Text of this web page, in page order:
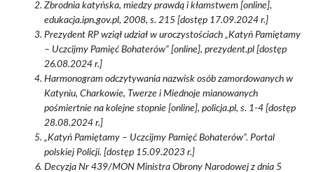
Zbrodnia katyńska, miedzy prawdą i kłamstwem [online],
edukacja.ipn.gov.pl, 2008, s. 215 [dostęp 17.09.2024 r.]
Prezydent RP wziął udział w uroczystościach „Katyń Pamiętamy
– Uczcijmy Pamięć Bohaterów” [online], prezydent.pl [dostęp
26.08.2024 r.]
Harmonogram odczytywania nazwisk osób zamordowanych w
Katyniu, Charkowie, Twerze i Miednoje mianowanych
pośmiertnie na kolejne stopnie [online], policja.pl, s. 1-4 [dostęp
28.08.2024 r.]
„Katyń Pamiętamy – Uczcijmy Pamięć Bohaterów”. Portal
polskiej Policji. [dostęp 15.09.2023 r.]
Decyzja Nr 439/MON Ministra Obrony Narodowej z dnia 5